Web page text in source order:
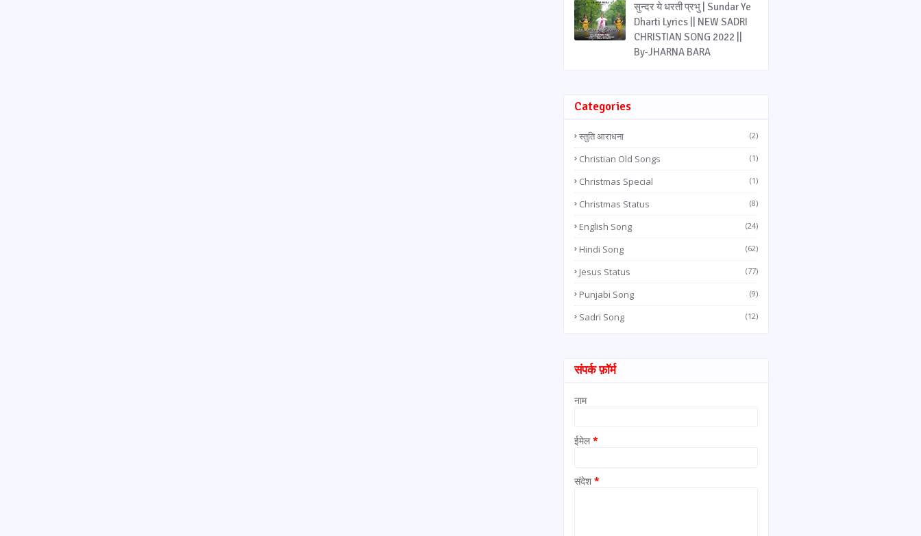
सुन्दर ये धरती प्रभु | Sundar Ye
Dharti Lyrics || NEW SADRI
CHRISTIAN SONG 2022 ||
By-JHARNA BARA
Categories
स्तुति आराधना (2)
Christian Old Songs (1)
Christmas Special (1)
Christmas Status (8)
English Song (24)
Hindi Song (62)
Jesus Status (77)
Punjabi Song (9)
Sadri Song (12)
संपर्क फ़ॉर्म
नाम
ईमेल*
संदेश *